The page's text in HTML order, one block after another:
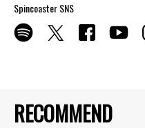
RECOMMEND
Spincoaster SNS